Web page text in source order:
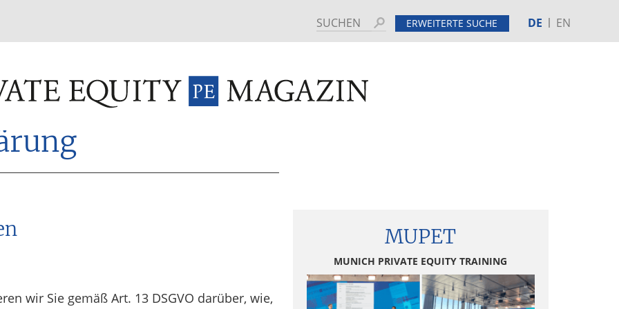
Suchen ERWEITERTE SUCHE DE EN
wir Sie gemäß Art. 13 DSGVO darüber, wie,
MUPET
MUNICH PRIVATE EQUITY TRAINING